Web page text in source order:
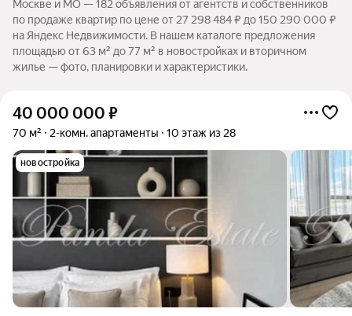
Москве и МО — 182 объявления от агентств и собственников
по продаже квартир по цене от 27 298 484 ₽ до 150 290 000 ₽
на Яндекс Недвижимости. В нашем каталоге предложения
площадью от 63 м² до 77 м² в новостройках и вторичном
жилье — фото, планировки и характеристики.
40 000 000 ₽
70 м² 2-комн. апартаменты 10 этаж из 28
новостройка